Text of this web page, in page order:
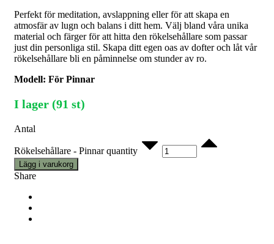
Perfekt för meditation, avslappning eller för att skapa en
atmosfär av lugn och balans i ditt hem. Välj bland våra unika
material och färger för att hitta den rökelsehållare som passar
just din personliga stil. Skapa ditt egen oas av dofter och låt vår
rökelsehållare bli en påminnelse om stunder av ro.
Modell: För Pinnar
I lager (91 st)
Antal
Rökelsehållare - Pinnar quantity
Lägg i varukorg
Share